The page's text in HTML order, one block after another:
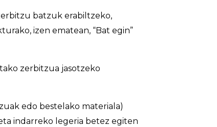
batzuk erabiltzeko,
izen ematean, “Bat egin”
zerbitzua jasotzeko
edo bestelako materiala)
indarreko legeria betez egiten